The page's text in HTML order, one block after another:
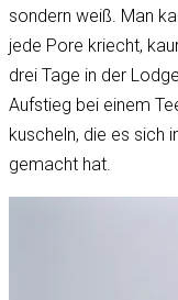
sondern weiß. Man
jede Pore kriecht,
drei Tage in der
Aufstieg bei einem
kuscheln, die es sich
gemacht hat.